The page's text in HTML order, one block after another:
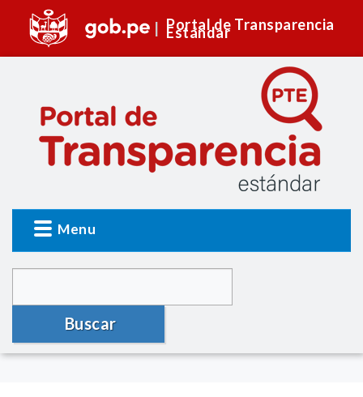
Portal de Transparencia
Estándar
Menu
Buscar